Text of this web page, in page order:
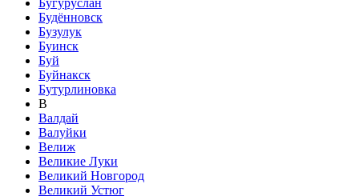
Будённовск
Бузулук
Буинск
Буй
Буйнакск
Бутурлиновка
В
Валдай
Валуйки
Велиж
Великие Луки
Великий Новгород
Великий Устюг